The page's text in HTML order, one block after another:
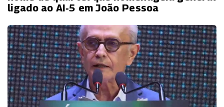
ligado ao AI‑5 em João Pessoa